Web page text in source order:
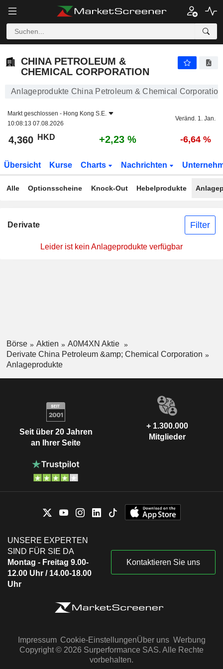
CHINA PETROLEUM &
CHEMICAL CORPORATION
Anlageprodukte China Petroleum & Chemical Corporation
Markt geschlossen - Hong Kong S.E.
10:08:13 07.08.2026
Veränd. 1. Jan.
4,360 HKD +2,23 % -6,64 %
Übersicht Kurse Charts Nachrichten
Alle Optionsscheine Knock-Out Hebelprodukte
Derivate Filter
Leider ist kein Anlageprodukte verfügbar
Börse Aktien
A0M4XN Aktie
Derivate China Petroleum &amp; Chemical Corporation
Anlageprodukte
Seit über 20 Jahren
an Ihrer Seite
+ 1.300.000
Mitglieder
UNSERE EXPERTEN
SIND FÜR SIE DA
Montag - Freitag 9.00-
12.00 Uhr / 14.00-18.00
Uhr
Kontaktieren Sie uns
Impressum Cookie-EinstellungenÜber uns Werbung
Copyright © 2026 Surperformance SAS. Alle Rechte
vorbehalten.